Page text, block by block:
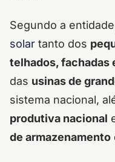
Segundo a
solar tanto dos
telhados, fachadas
das usinas de
sistema nacional,
produtiva nacional
de armazenamento